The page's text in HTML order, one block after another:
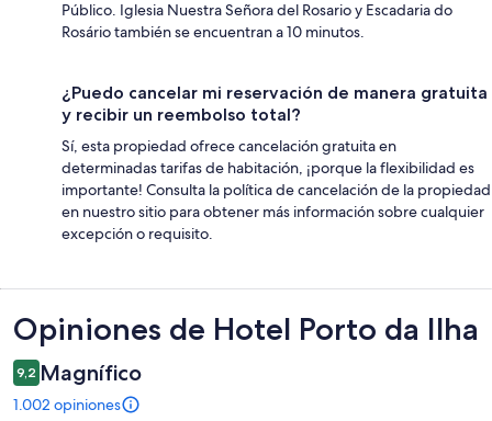
Público. Iglesia Nuestra Señora del Rosario y Escadaria do
Rosário también se encuentran a 10 minutos.
¿Puedo cancelar mi reservación de manera gratuita
y recibir un reembolso total?
Sí, esta propiedad ofrece cancelación gratuita en
determinadas tarifas de habitación, ¡porque la flexibilidad es
importante! Consulta la política de cancelación de la propiedad
en nuestro sitio para obtener más información sobre cualquier
excepción o requisito.
Opiniones
Opiniones de Hotel Porto da Ilha
9,2 Magnífico
1.002 opiniones